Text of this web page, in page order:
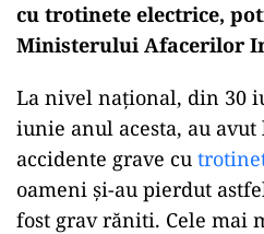
cu trotinete electrice,
Ministerului Afacerilor
La nivel național, din 30
iunie anul acesta, au avut
accidente grave cu
oameni și-au pierdut
fost grav răniti. Cele mai